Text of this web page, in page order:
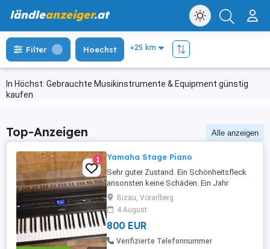
ländleanzeiger.at
In Höchst: Gebrauchte Musikinstrumente & Equipment günstig
kaufen
Filter Hoechst
Top-Anzeigen Alle anzeigen
1 Yamaha Stage Piano
Sehr guter Zustand. Ein Schönheitsfleck
ansonsten keine Schäden. Ein Jahr
benutzt. Yamaha Stage Piano Mit Kabel
Gerne SMS oder Anruf
Bizau, Vorarlberg
4 August
800 EUR
Verifizierte Telefonnummer